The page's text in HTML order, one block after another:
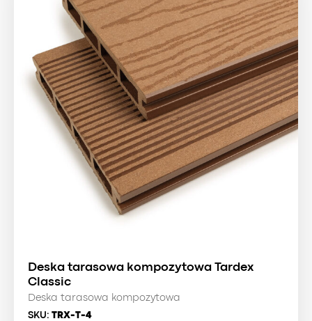
Deska tarasowa kompozytowa Tardex
Classic
Deska tarasowa kompozytowa
SKU: TRX-T-4